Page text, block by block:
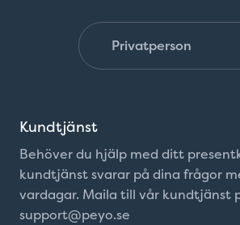
Kundtjänst
Behöver du hjälp med ditt
kundtjänst svarar på dina frågor
vardagar. Maila till vår kundtjänst
support@peyo.se